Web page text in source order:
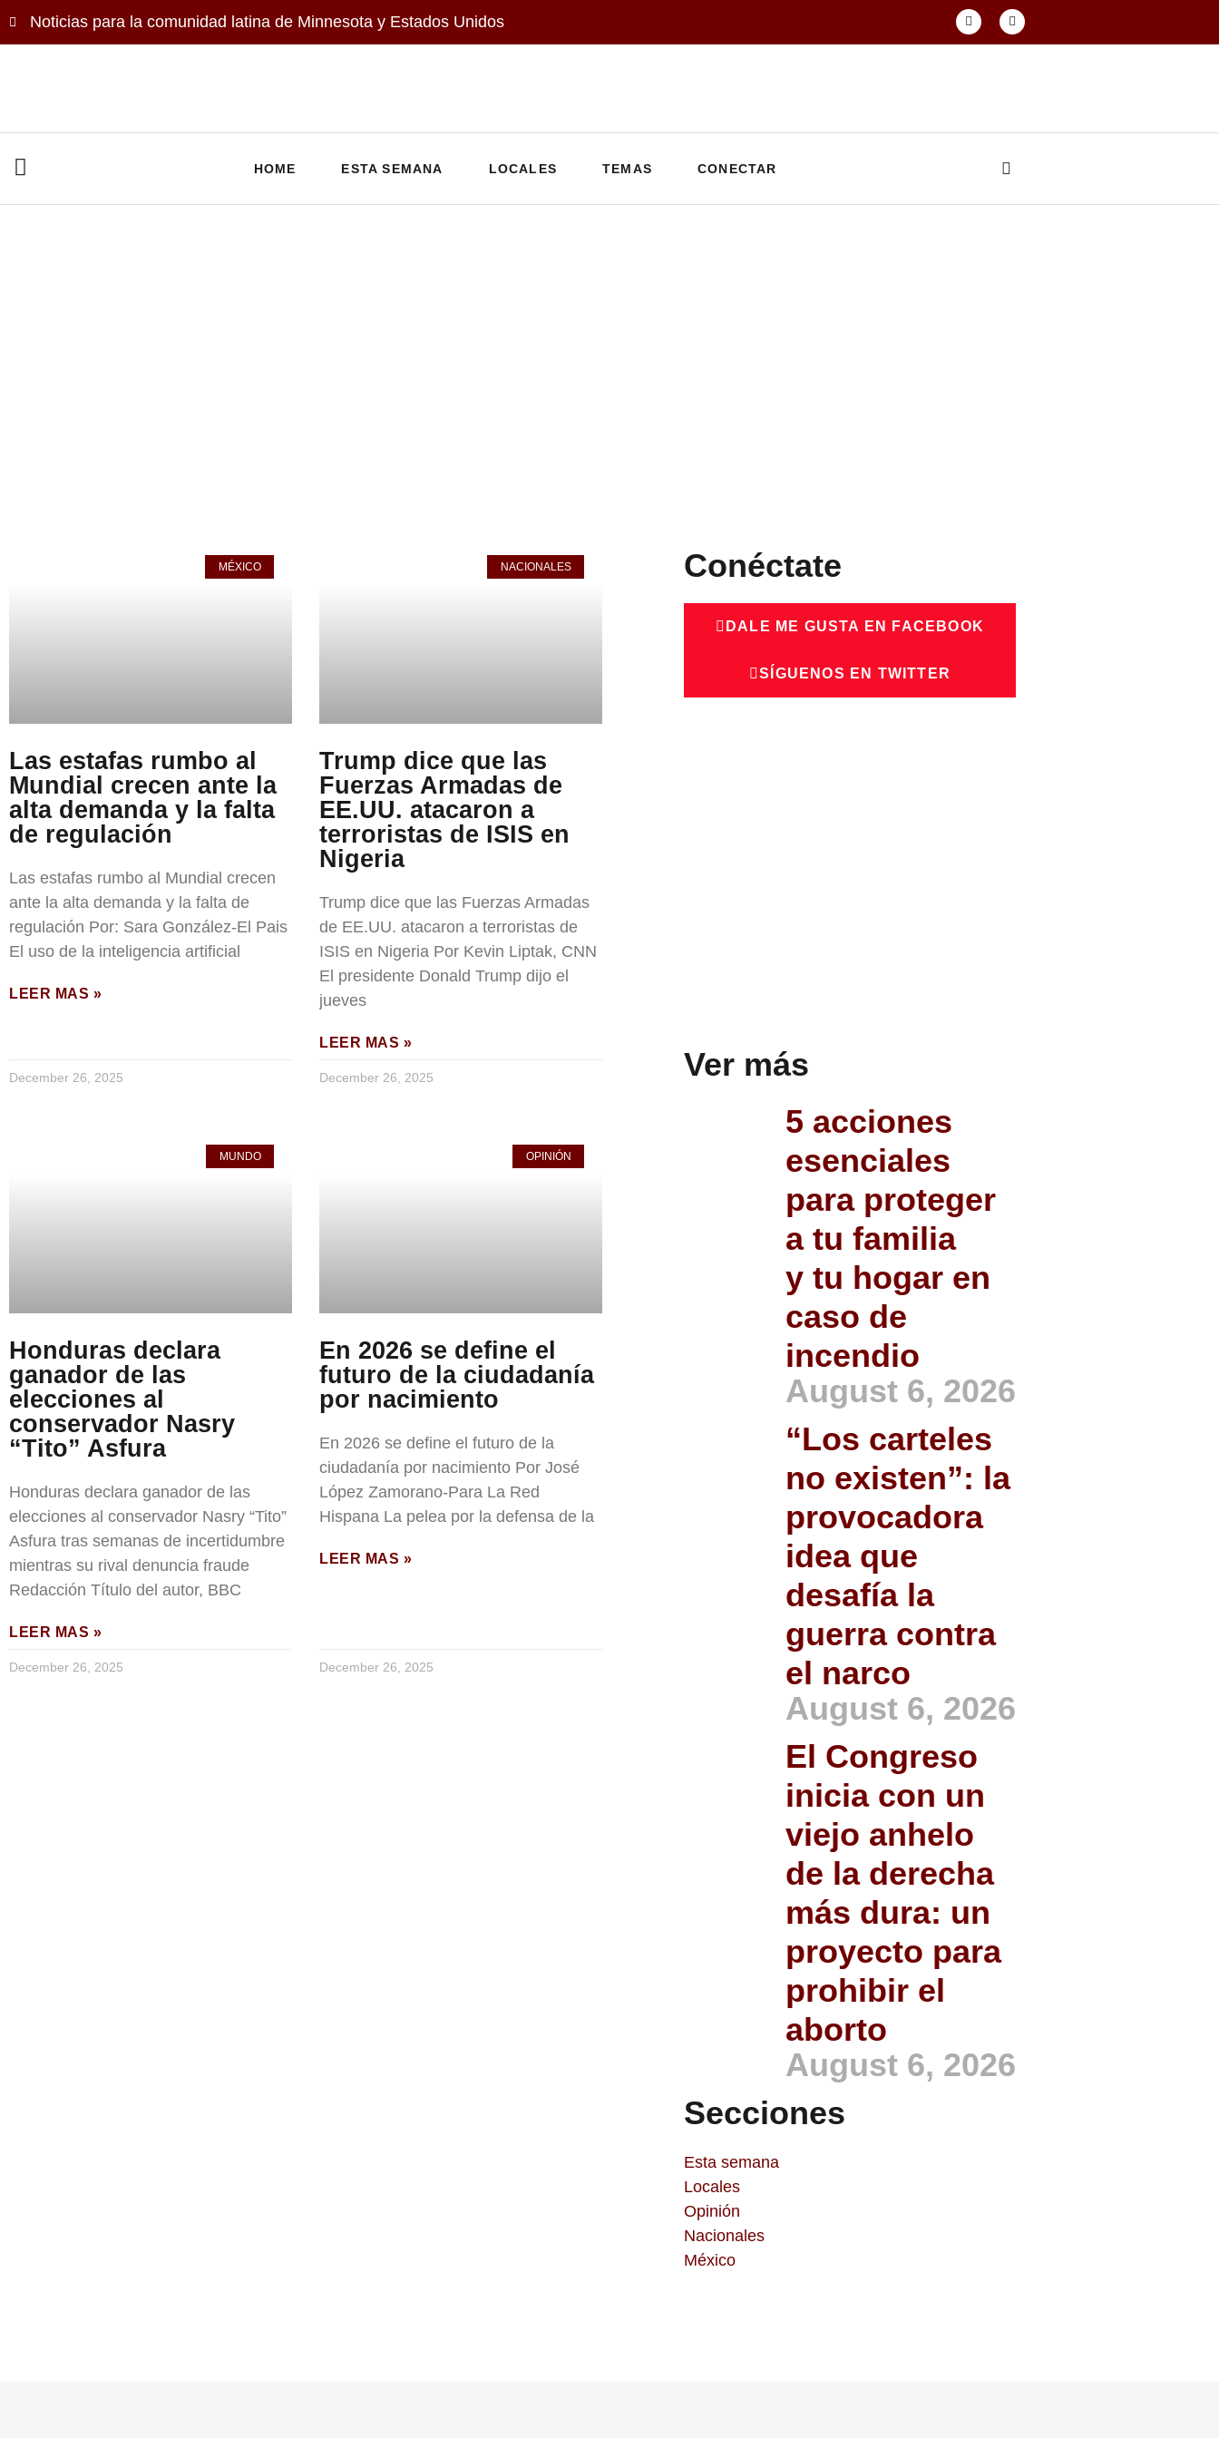
Noticias para la comunidad latina de Minnesota y Estados Unidos
HOME ESTA SEMANA LOCALES TEMAS CONECTAR
MÉXICO
Las estafas rumbo al
Mundial crecen ante la
alta demanda y la falta
de regulación
Las estafas rumbo al Mundial crecen
ante la alta demanda y la falta de
regulación Por: Sara González-El Pais
El uso de la inteligencia artificial
LEER MAS »
December 26, 2025
NACIONALES
Trump dice que las
Fuerzas Armadas de
EE.UU. atacaron a
terroristas de ISIS en
Nigeria
Trump dice que las Fuerzas Armadas
de EE.UU. atacaron a terroristas de
ISIS en Nigeria Por Kevin Liptak, CNN
El presidente Donald Trump dijo el
jueves
LEER MAS »
December 26, 2025
MUNDO
Honduras declara
ganador de las
elecciones al
conservador Nasry
“Tito” Asfura
Honduras declara ganador de las
elecciones al conservador Nasry “Tito”
Asfura tras semanas de incertidumbre
mientras su rival denuncia fraude
Redacción Título del autor, BBC
LEER MAS »
December 26, 2025
OPINIÓN
En 2026 se define el
futuro de la ciudadanía
por nacimiento
En 2026 se define el futuro de la
ciudadanía por nacimiento Por José
López Zamorano-Para La Red
Hispana La pelea por la defensa de la
LEER MAS »
December 26, 2025
Conéctate
DALE ME GUSTA EN FACEBOOK
SÍGUENOS EN TWITTER
Ver más
5 acciones
esenciales
para proteger
a tu familia
y tu hogar en
caso de
incendio
August 6, 2026
“Los carteles
no existen”: la
provocadora
idea que
desafía la
guerra contra
el narco
August 6, 2026
El Congreso
inicia con un
viejo anhelo
de la derecha
más dura: un
proyecto para
prohibir el
aborto
August 6, 2026
Secciones
Esta semana
Locales
Opinión
Nacionales
México